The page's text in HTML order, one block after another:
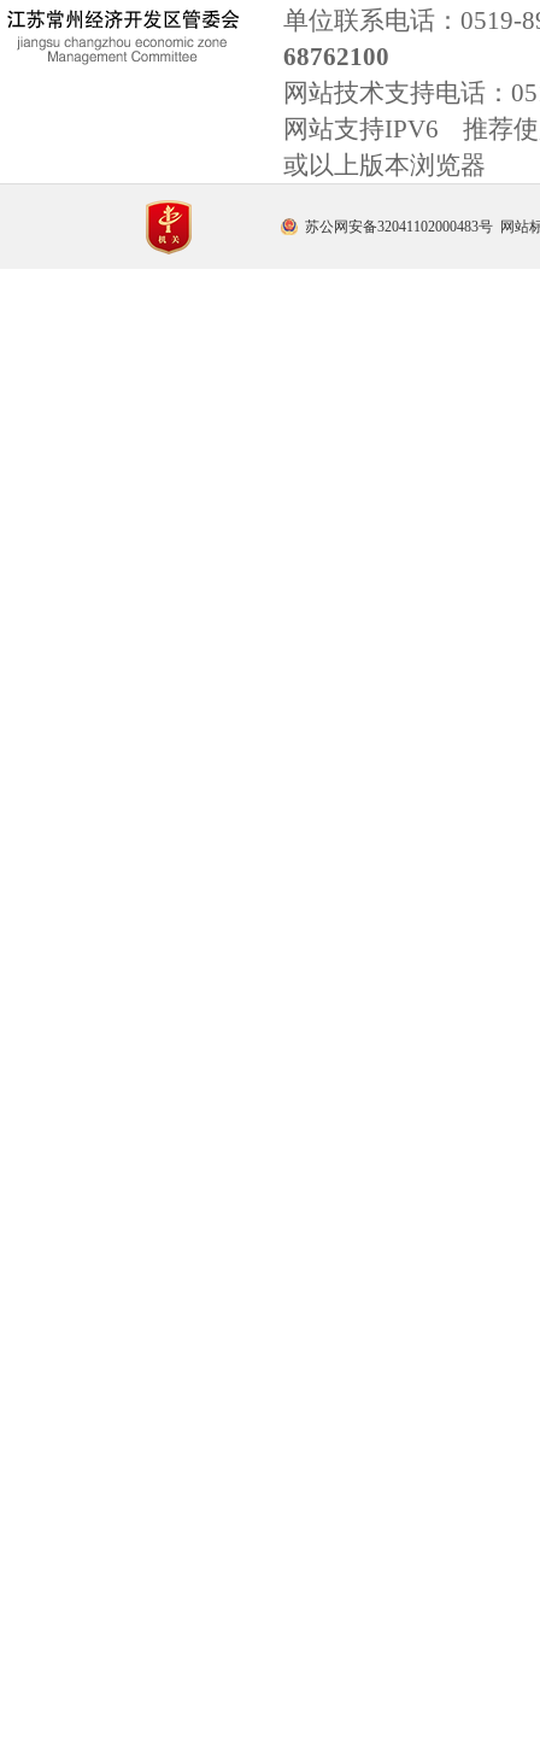
单位联系电话：0519-
68762100
网站技术支持电话：
网站支持IPV6 推荐使
或以上版本浏览器
苏公网安备32041102000483号 网站